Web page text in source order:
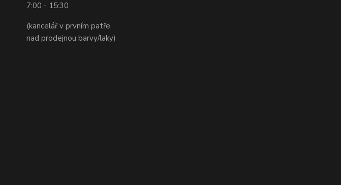
7:00 - 15:30
(kancelář v prvním patře
nad prodejnou barvy/laky)